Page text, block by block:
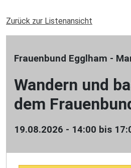
Zurück zur Listenansicht
Frauenbund Egglham -
Wandern und
dem
19.08.2026 - 14:00 bis